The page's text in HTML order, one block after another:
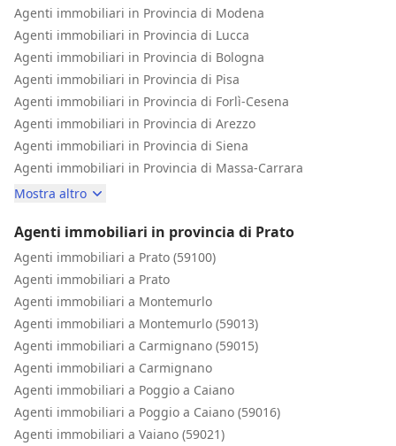
Agenti immobiliari in Provincia di Modena
Agenti immobiliari in Provincia di Lucca
Agenti immobiliari in Provincia di Bologna
Agenti immobiliari in Provincia di Pisa
Agenti immobiliari in Provincia di Forlì-Cesena
Agenti immobiliari in Provincia di Arezzo
Agenti immobiliari in Provincia di Siena
Agenti immobiliari in Provincia di Massa-Carrara
Mostra altro
Agenti immobiliari in provincia di Prato
Agenti immobiliari a Prato (59100)
Agenti immobiliari a Prato
Agenti immobiliari a Montemurlo
Agenti immobiliari a Montemurlo (59013)
Agenti immobiliari a Carmignano (59015)
Agenti immobiliari a Carmignano
Agenti immobiliari a Poggio a Caiano
Agenti immobiliari a Poggio a Caiano (59016)
Agenti immobiliari a Vaiano (59021)